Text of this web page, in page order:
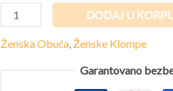
DODAJ U
Ženska Obuća, Ženske Klompe
Garantovano